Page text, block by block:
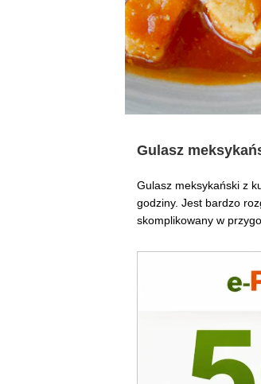
Gulasz
Gulasz meksykański z
godziny. Jest bardzo
skomplikowany w